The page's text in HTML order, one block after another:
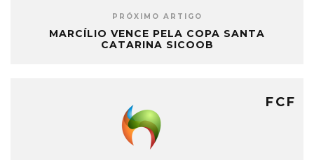
PRÓXIMO ARTIGO
MARCÍLIO VENCE PELA COPA SANTA
CATARINA SICOOB
FCF